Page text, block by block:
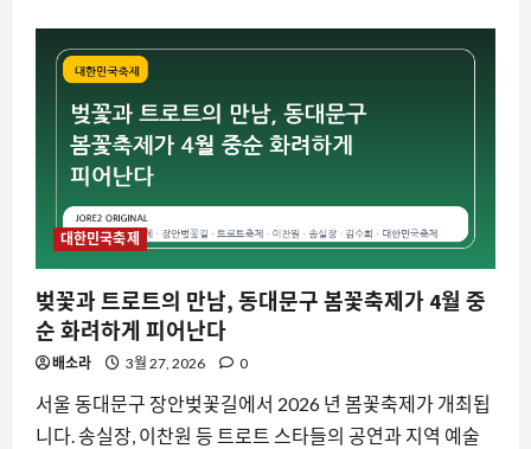
리,
진
천
에
서
만
나
는
천
년
의
숨
결
에
해
더
읽
어
보
대한민국축제
벚꽃과 트로트의 만남, 동대문구 봄꽃축제가 4월 중
순 화려하게 피어난다
배소라 3월 27, 2026 0
서울 동대문구 장안벚꽃길에서 2026 년 봄꽃축제가 개최됩
니다. 송실장, 이찬원 등 트로트 스타들의 공연과 지역 예술